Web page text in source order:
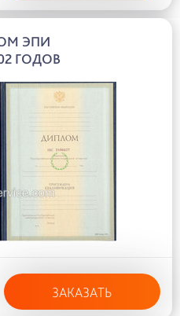
ЭПИ
ГОДОВ
ЗАКАЗАТЬ